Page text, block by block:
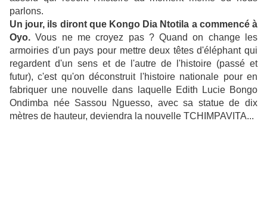
parlons.
Un jour, ils diront que Kongo Dia Ntotila a commencé à
Oyo. Vous ne me croyez pas ? Quand on change les
armoiries d'un pays pour mettre deux têtes d'éléphant qui
regardent d'un sens et de l'autre de l'histoire (passé et
futur), c'est qu'on déconstruit l'histoire nationale pour en
fabriquer une nouvelle dans laquelle Edith Lucie Bongo
Ondimba née Sassou Nguesso, avec sa statue de dix
mètres de hauteur, deviendra la nouvelle TCHIMPAVITA...